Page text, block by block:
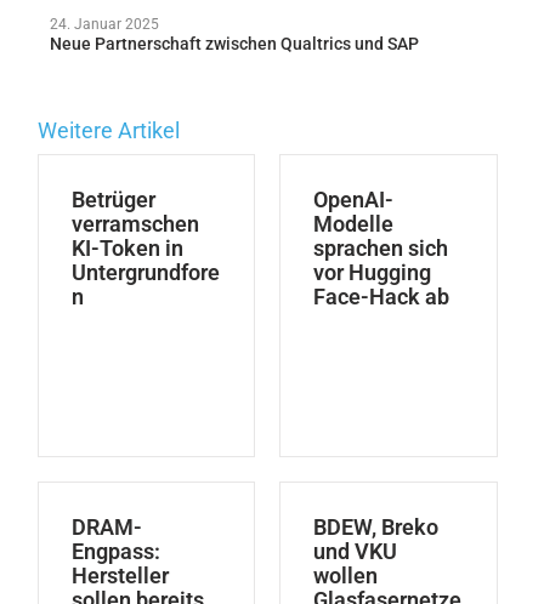
24. Januar 2025
Neue Partnerschaft zwischen Qualtrics und SAP
Weitere Artikel
Betrüger
verramschen
KI-Token in
Untergrundfore
n
OpenAI-
Modelle
sprachen sich
vor Hugging
Face-Hack ab
DRAM-
Engpass:
Hersteller
BDEW, Breko
und VKU
wollen